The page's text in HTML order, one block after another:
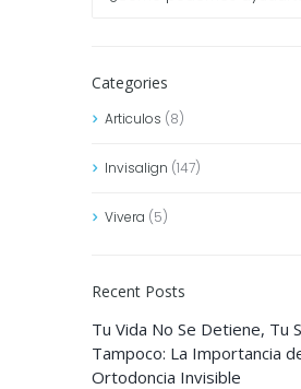
Categories
Articulos (8)
Invisalign (147)
Vivera (5)
Recent Posts
Tu Vida No Se Detiene, Tu
Tampoco: La Importancia
Ortodoncia Invisible